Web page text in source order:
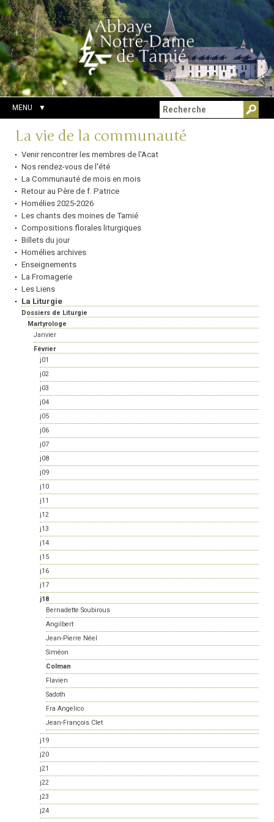
Aller
au
contenu.
|
Aller
à
la
navigation
Outils
personnels
Chercher par
Recherche
avancée…
MENU
Navigation
La vie de la communauté
Venir rencontrer les membres de l'Acat
Nos rendez-vous de l'été
La Communauté de mois en mois
Retour au Père de f. Patrice
Homélies 2025-2026
Les chants des moines de Tamié
Compositions florales liturgiques
Billets du jour
Homélies archives
Enseignements
La Fromagerie
Les Liens
La Liturgie
Dossiers de Liturgie
Martyrologe
Janvier
Février
j01
j02
j03
j04
j05
j06
j07
j08
j09
j10
j11
j12
j13
j14
j15
j16
j17
j18
Bernadette Soubirous
Angilbert
Jean-Pierre Néel
Siméon
Colman
Flavien
Sadoth
Fra Angelico
Jean-François Clet
j19
j20
j21
j22
j23
j24